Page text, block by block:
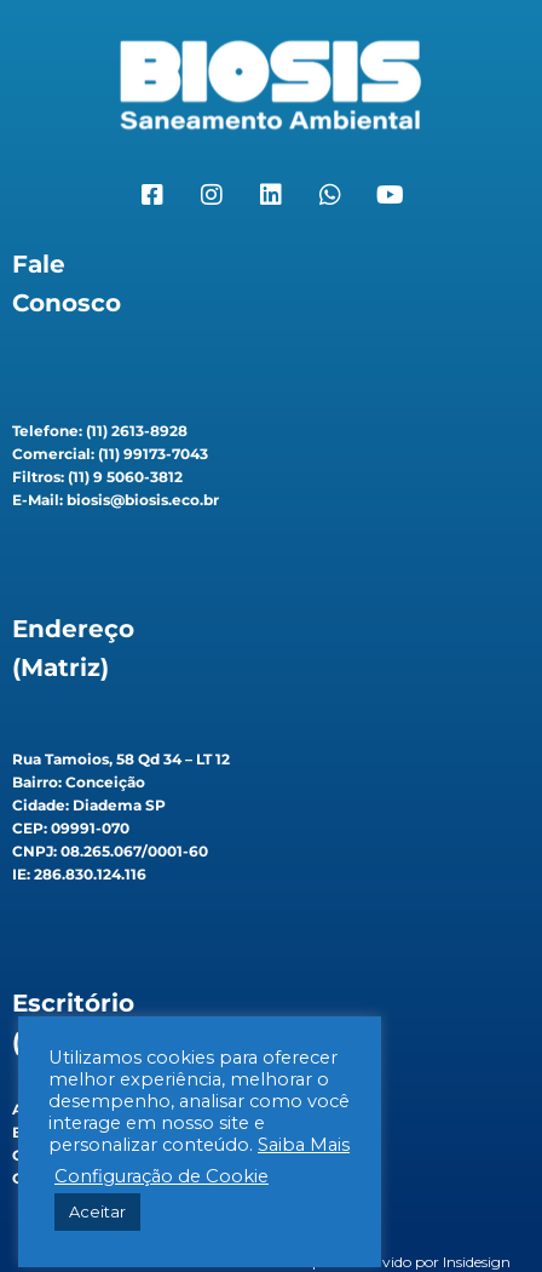
Fale
Conosco
Telefone: (11) 2613-8928
Comercial: (11) 99173-7043
Filtros: (11) 9 5060-3812
E-Mail: biosis@biosis.eco.br
Endereço
(Matriz)
Rua Tamoios, 58 Qd 34 – LT 12
Bairro: Conceição
Cidade: Diadema SP
CEP: 09991-070
CNPJ: 08.265.067/0001-60
IE: 286.830.124.116
Escritório
(Filial)
Av. Gen. Valdomiro de Lima, 647B
Bairro: Jabaquara
Cidade: São Paulo/SP
CEP: 04344-070
© 2026 BIOSIS Saneamento Ambiental | Desenvolvido por Insidesign
Utilizamos cookies para oferecer
melhor experiência, melhorar o
desempenho, analisar como você
interage em nosso site e
personalizar conteúdo. Saiba Mais
Configuração de Cookie
Aceitar